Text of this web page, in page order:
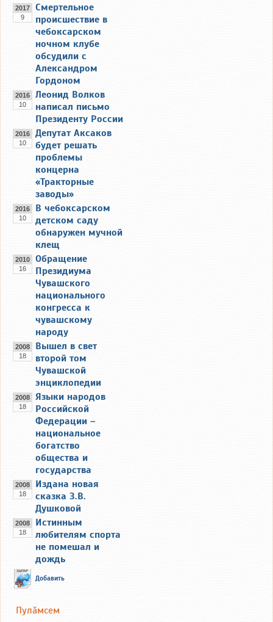
2017
9
Смертельное
происшествие в
чебоксарском
ночном клубе
обсудили с
Александром
Гордоном
2016
10
Леонид Волков
написал письмо
Президенту России
2016
10
Депутат Аксаков
будет решать
проблемы
концерна
«Тракторные
заводы»
2016
10
В чебоксарском
детском саду
обнаружен мучной
клещ
2010
16
Обращение
Президиума
Чувашского
национального
конгресса к
чувашскому
народу
2008
18
Вышел в свет
второй том
Чувашской
энциклопедии
2008
18
Языки народов
Российской
Федерации –
национальное
богатство
общества и
государства
2008
18
Издана новая
сказка З.В.
Душковой
2008
18
Истинным
любителям спорта
не помешал и
дождь
Добавить
Пулăмсем